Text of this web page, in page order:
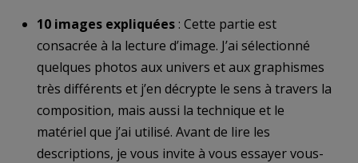
10 images expliquées : Cette partie est
consacrée à la lecture d’image. J’ai sélectionné
quelques photos aux univers et aux graphismes
très différents et j’en décrypte le sens à travers la
composition, mais aussi la technique et le
matériel que j’ai utilisé. Avant de lire les
descriptions, je vous invite à vous essayer vous-